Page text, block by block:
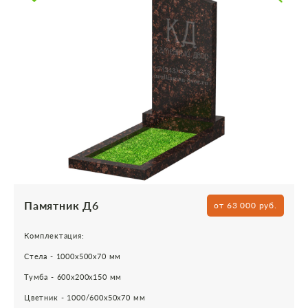
Памятник Д6 от 63 000 руб.
Комплектация:
Стела - 1000х500х70 мм
Тумба - 600х200х150 мм
Цветник - 1000/600х50х70 мм